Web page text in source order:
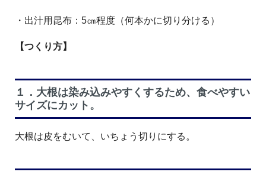
・出汁用昆布：5㎝程度（何本かに切り分ける）
【つくり方】
１．大根は染み込みやすくするため、食べやすい
サイズにカット。
大根は皮をむいて、いちょう切りにする。